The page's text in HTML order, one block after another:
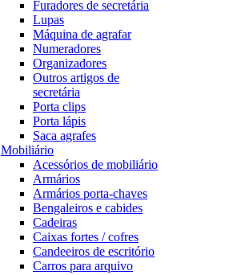
Furadores de secretária
Lupas
Máquina de agrafar
Numeradores
Organizadores
Outros artigos de
secretária
Porta clips
Porta lápis
Saca agrafes
Mobiliário
Acessórios de mobiliário
Armários
Armários porta-chaves
Bengaleiros e cabides
Cadeiras
Caixas fortes / cofres
Candeeiros de escritório
Carros para arquivo